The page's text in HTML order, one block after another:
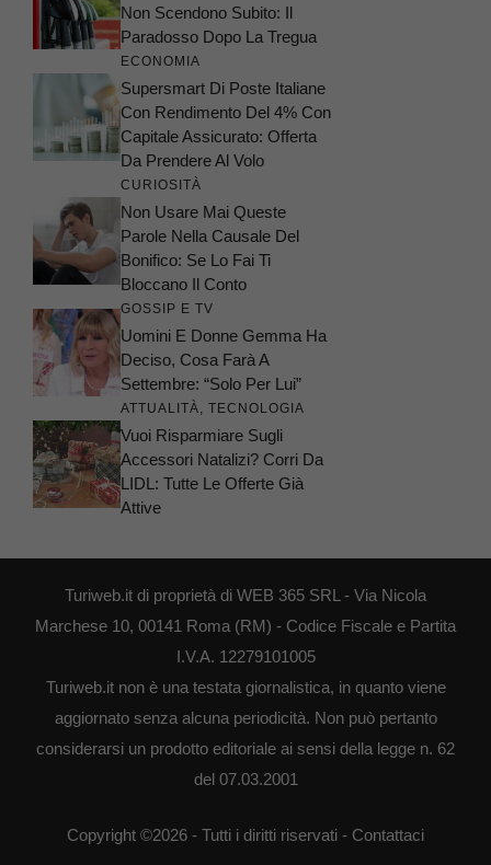
Non Scendono Subito: Il
Paradosso Dopo La Tregua
ECONOMIA
Supersmart Di Poste Italiane
Con Rendimento Del 4% Con
Capitale Assicurato: Offerta
Da Prendere Al Volo
CURIOSITÀ
Non Usare Mai Queste
Parole Nella Causale Del
Bonifico: Se Lo Fai Ti
Bloccano Il Conto
GOSSIP E TV
Uomini E Donne Gemma Ha
Deciso, Cosa Farà A
Settembre: “Solo Per Lui”
ATTUALITÀ, TECNOLOGIA
Vuoi Risparmiare Sugli
Accessori Natalizi? Corri Da
LIDL: Tutte Le Offerte Già
Attive
Turiweb.it di proprietà di WEB 365 SRL - Via Nicola
Marchese 10, 00141 Roma (RM) - Codice Fiscale e Partita
I.V.A. 12279101005
Turiweb.it non è una testata giornalistica, in quanto viene
aggiornato senza alcuna periodicità. Non può pertanto
considerarsi un prodotto editoriale ai sensi della legge n. 62
del 07.03.2001
Copyright ©2026 - Tutti i diritti riservati - Contattaci